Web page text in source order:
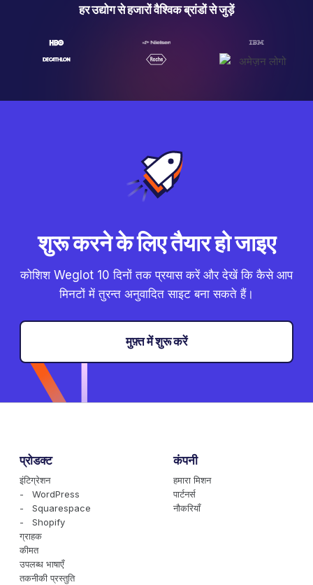
हर उद्योग से हजारों वैश्विक ब्रांडों से जुड़ें
शुरू करने के लिए तैयार हो जाइए
कोशिश Weglot 10 दिनों तक प्रयास करें और देखें कि कैसे आप
मिनटों में तुरन्त अनुवादित साइट बना सकते हैं।
मुफ़्त में शुरू करें
प्रोडक्ट
इंटिग्रेशन
- WordPress
- Squarespace
- Shopify
ग्राहक
कीमत
उपलब्ध भाषाएँ
तकनीकी प्रस्तुति
कंपनी
हमारा मिशन
पार्टनर्स
नौकरियाँ